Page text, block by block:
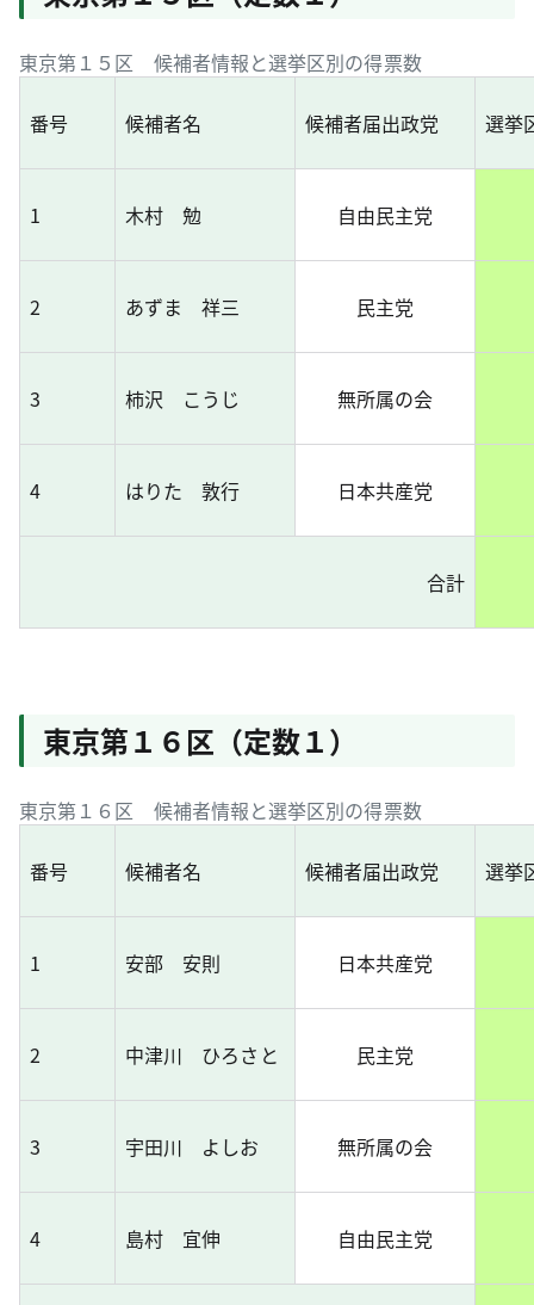
東京第１５区 候補者情報と選挙区別の得票数
番号 候補者名 候補者届出政党 選挙
1 木村 勉 自由民主党
2 あずま 祥三 民主党
3 柿沢 こうじ 無所属の会
4 はりた 敦行 日本共産党
合計
東京第１６区（定数１）
東京第１６区 候補者情報と選挙区別の得票数
番号 候補者名 候補者届出政党 選挙
1 安部 安則 日本共産党
2 中津川 ひろさと 民主党
3 宇田川 よしお 無所属の会
4 島村 宜伸 自由民主党